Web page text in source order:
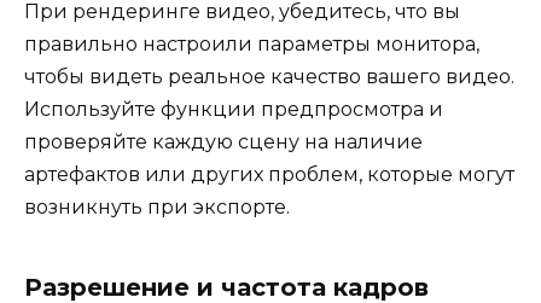
При рендеринге видео, убедитесь, что вы
правильно настроили параметры монитора,
чтобы видеть реальное качество вашего видео.
Используйте функции предпросмотра и
проверяйте каждую сцену на наличие
артефактов или других проблем, которые могут
возникнуть при экспорте.
Разрешение и частота кадров